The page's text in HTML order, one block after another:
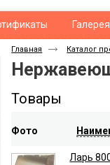
Галерея
Главная Каталог
Товары
Фото
Ларь